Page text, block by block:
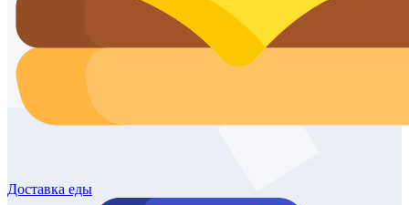
Доставка еды